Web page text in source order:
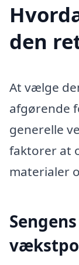
den
At vælge
afgørende
generelle
faktorer at
materialer